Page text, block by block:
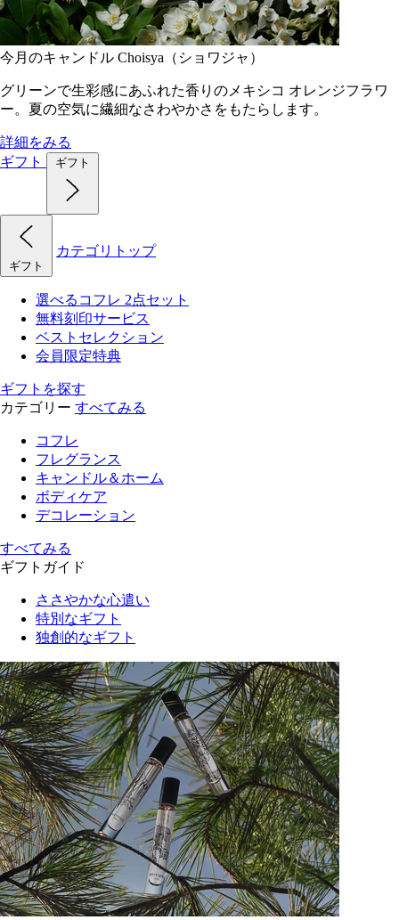
今月のキャンドル Choisya（ショワジャ）
グリーンで生彩感にあふれた香りのメキシコ オレンジフラワ
ー。夏の空気に繊細なさわやかさをもたらします。
詳細をみる
ギフト
ギフト
ギフト
カテゴリトップ
選べるコフレ 2点セット
無料刻印サービス
ベストセレクション
会員限定特典
ギフトを探す
カテゴリー すべてみる
コフレ
フレグランス
キャンドル＆ホーム
ボディケア
デコレーション
すべてみる
ギフトガイド
ささやかな心遣い
特別なギフト
独創的なギフト